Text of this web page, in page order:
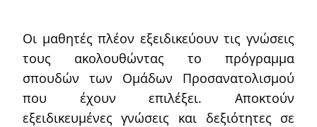
Οι μαθητές πλέον εξειδικεύουν τις γνώσεις
τους ακολουθώντας το πρόγραμμα
σπουδών των Ομάδων Προσανατολισμού
που έχουν επιλέξει. Αποκτούν
εξειδικευμένες γνώσεις και δεξιότητες σε